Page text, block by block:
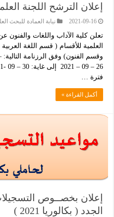
إعلان الترشح اللجنة
2021-09-16 نيابة العمادة للبحث
تعلن كلية الآداب واللغات والفنون
العلمية للأقسام ( قسم اللغة العربية
وقسم الفنون) وفق الرزنامة
فترة …
أكمل القراءة »
إعلان بخصــوص
الجدد ( بكالوريا 2021 )